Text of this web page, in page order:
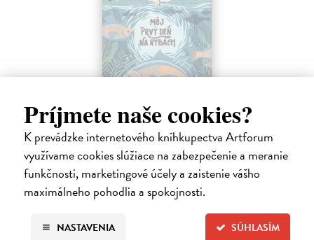
Príjmete naše cookies?
K prevádzke internetového kníhkupectva Artforum
využívame cookies slúžiace na zabezpečenie a meranie
funkčnosti, marketingové účely a zaistenie vášho
maximálneho pohodlia a spokojnosti.
SÚHLASÍM
NASTAVENIA
Môj prvý deň na rybách
Millard Will| Kniha
V bohato ilustrovanej príručke nájdu mladí záujemcovia všetky
dôležité informácie, ktoré budú potrebovať, kým sa vydajú na svoju
prvú rybačku. Autor knihy Will Millard, skúsený rybár, cestovateľ a
moderátor…